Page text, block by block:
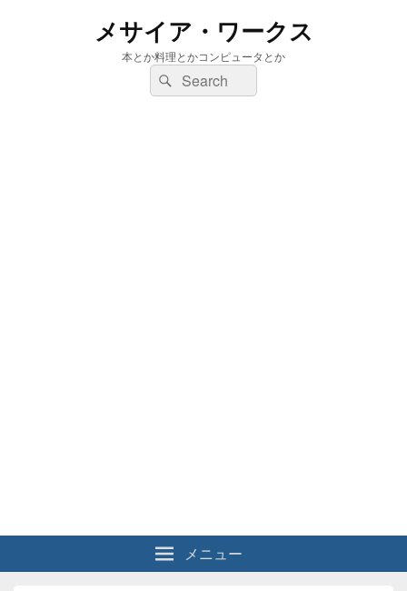
メサイア・ワークス
本とか料理とかコンピュータとか
検
索:
検
索
メニュー